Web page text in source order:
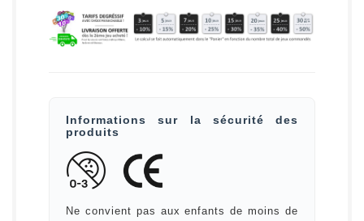
Informations sur la sécurité des
produits
Ne convient pas aux enfants de moins de